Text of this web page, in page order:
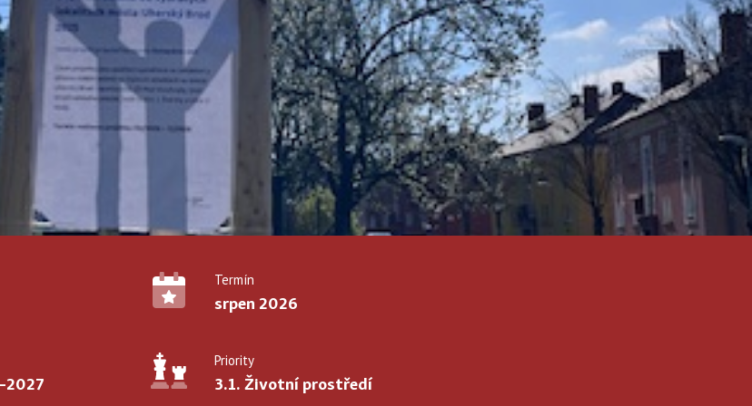
Termín
srpen 2026
Priority
3.1. Životní prostředí